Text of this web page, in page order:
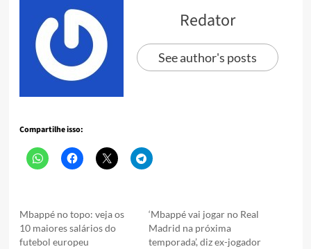
Redator
See author's posts
Compartilhe isso:
Mbappé no topo: veja os
10 maiores salários do
futebol europeu
‘Mbappé vai jogar no Real
Madrid na próxima
temporada’, diz ex-jogador